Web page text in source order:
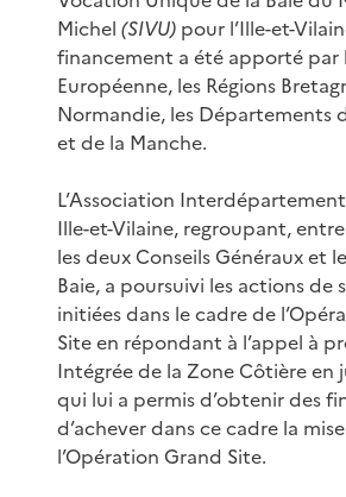
Michel (SIVU) pour l’Ille-et-
financement a été apporté par
Européenne, les Régions
Normandie, les Départements
et de la Manche.
L’Association
Ille-et-Vilaine, regroupant,
les deux Conseils Généraux et
Baie, a poursuivi les actions de
initiées dans le cadre de
Site en répondant à l’appel à
Intégrée de la Zone Côtière en
qui lui a permis d’obtenir des
d’achever dans ce cadre la
l’Opération Grand Site.